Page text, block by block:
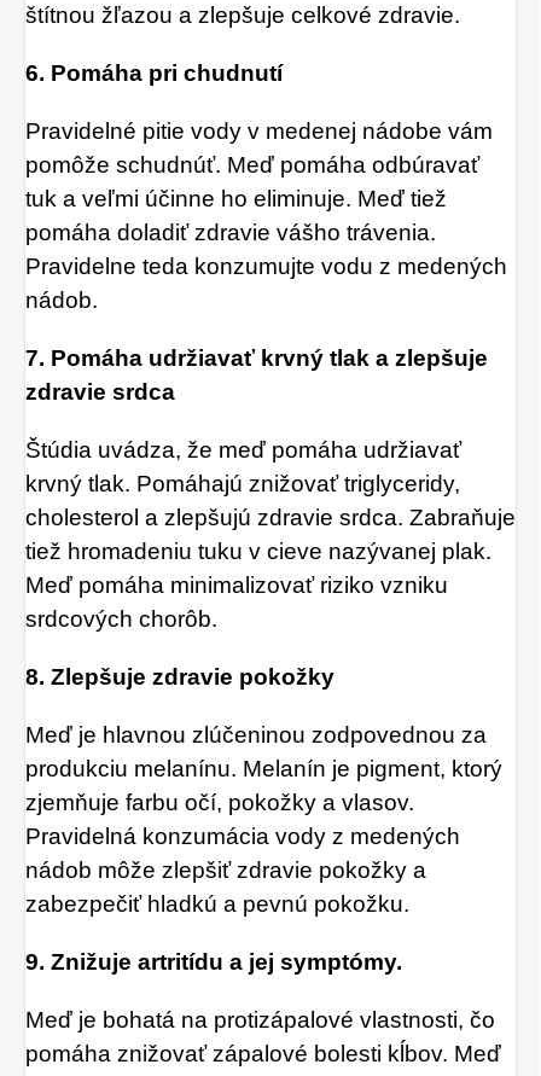
štítnou žľazou a zlepšuje celkové zdravie.
6. Pomáha pri chudnutí
Pravidelné pitie vody v medenej nádobe vám
pomôže schudnúť. Meď pomáha odbúravať
tuk a veľmi účinne ho eliminuje. Meď tiež
pomáha doladiť zdravie vášho trávenia.
Pravidelne teda konzumujte vodu z medených
nádob.
7. Pomáha udržiavať krvný tlak a zlepšuje
zdravie srdca
Štúdia uvádza, že meď pomáha udržiavať
krvný tlak. Pomáhajú znižovať triglyceridy,
cholesterol a zlepšujú zdravie srdca. Zabraňuje
tiež hromadeniu tuku v cieve nazývanej plak.
Meď pomáha minimalizovať riziko vzniku
srdcových chorôb.
8. Zlepšuje zdravie pokožky
Meď je hlavnou zlúčeninou zodpovednou za
produkciu melanínu. Melanín je pigment, ktorý
zjemňuje farbu očí, pokožky a vlasov.
Pravidelná konzumácia vody z medených
nádob môže zlepšiť zdravie pokožky a
zabezpečiť hladkú a pevnú pokožku.
9. Znižuje artritídu a jej symptómy.
Meď je bohatá na protizápalové vlastnosti, čo
pomáha znižovať zápalové bolesti kĺbov. Meď